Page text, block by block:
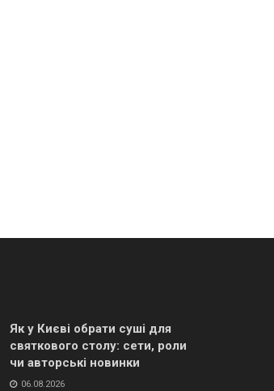
Як у Києві обрати суші для
святкового столу: сети, роли
чи авторські новинки
06.08.2026